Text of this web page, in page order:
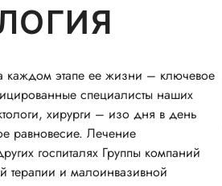
каждом этапе ее жизни – ключевое
специалисты наших
хирурги – изо дня в день
равновесие. Лечение
госпиталях Группы компаний
терапии и малоинвазивной